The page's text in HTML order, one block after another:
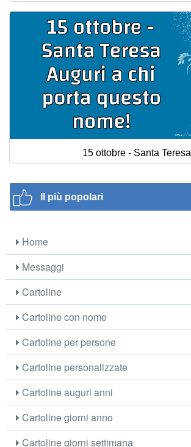
15 ottobre - Santa Teresa
Il più popolari
Home
Messaggi
Cartoline
Cartoline con nome
Cartoline per persone
Cartoline personalizzate
Cartoline auguri anni
Cartoline giorni anno
Cartoline giorni settimana